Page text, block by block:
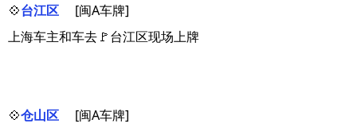
💠台江区
[闽A车牌]
上海车主和车去🚩台江区现场上牌
💠仓山区
[闽A车牌]